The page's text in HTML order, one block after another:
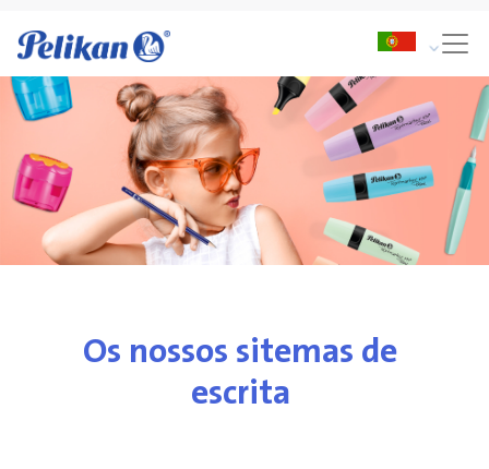
Os nossos sitemas de
escrita